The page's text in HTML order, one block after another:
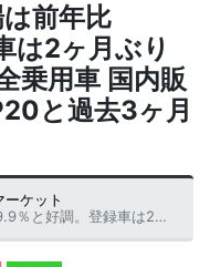
前年比
は2ヶ月ぶり
乗用車 国内販
と過去3ヶ月
ーケット
乗用車 国内販売登録ランキングTOP20と過去3ヶ月推移 ）